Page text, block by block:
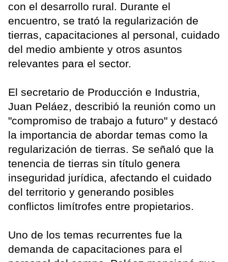
con el desarrollo rural. Durante el
encuentro, se trató la regularización de
tierras, capacitaciones al personal, cuidado
del medio ambiente y otros asuntos
relevantes para el sector.
El secretario de Producción e Industria,
Juan Peláez, describió la reunión como un
"compromiso de trabajo a futuro" y destacó
la importancia de abordar temas como la
regularización de tierras. Se señaló que la
tenencia de tierras sin título genera
inseguridad jurídica, afectando el cuidado
del territorio y generando posibles
conflictos limítrofes entre propietarios.
Uno de los temas recurrentes fue la
demanda de capacitaciones para el